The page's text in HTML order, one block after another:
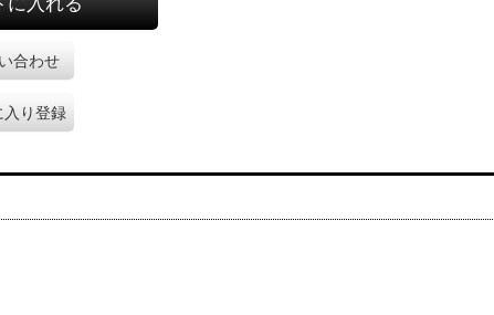
合わせ
入り登録